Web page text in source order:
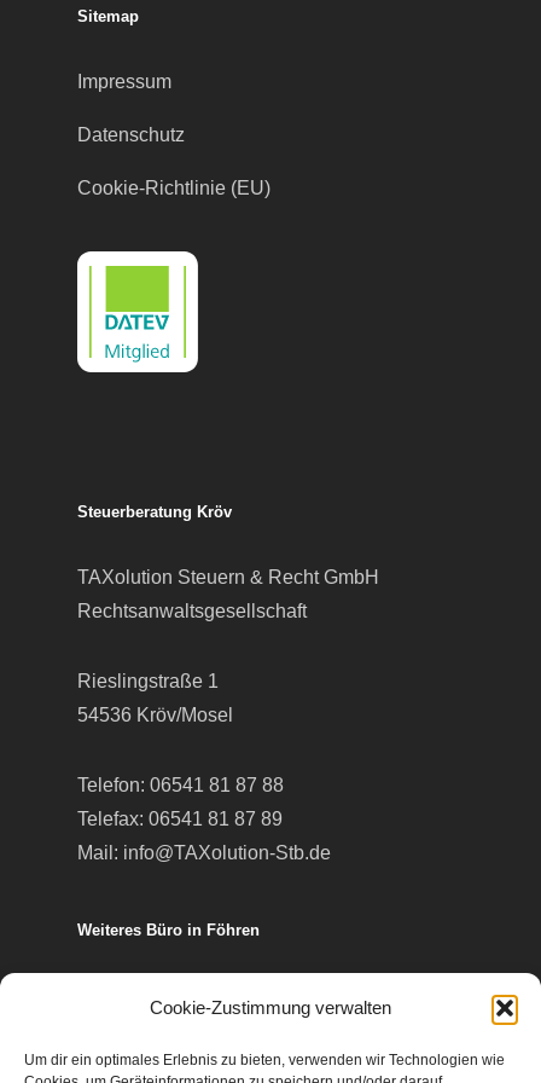
Cookie-Zustimmung verwalten
Um dir ein optimales Erlebnis zu bieten, verwenden wir Technologien wie
Sitemap
Impressum
Datenschutz
Cookie-Richtlinie (EU)
Steuerberatung Kröv
TAXolution Steuern & Recht GmbH
Rechtsanwaltsgesellschaft
Rieslingstraße 1
54536 Kröv/Mosel
Telefon: 06541 81 87 88
Telefax: 06541 81 87 89
Mail: info@TAXolution-Stb.de
Weiteres Büro in Föhren